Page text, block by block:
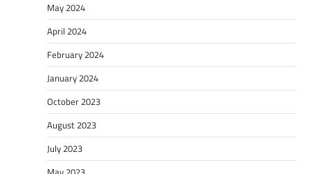
May 2024
April 2024
February 2024
January 2024
October 2023
August 2023
July 2023